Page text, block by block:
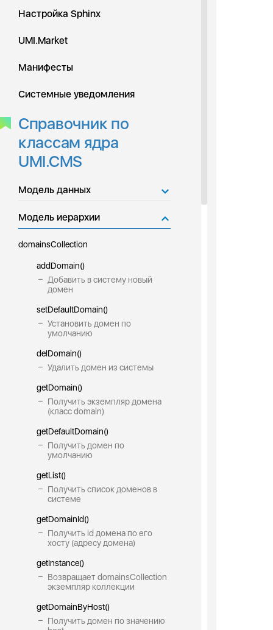
Настройка Sphinx
UMI.Market
Манифесты
Системные уведомления
Справочник по
классам ядра
UMI.CMS
Модель данных
Модель иерархии
domainsCollection
addDomain()
Добавить в систему новый
домен
setDefaultDomain()
Установить домен по
умолчанию
delDomain()
Удалить домен из системы
getDomain()
Получить экземпляр домена
(класс domain)
getDefaultDomain()
Получить домен по
умолчанию
getList()
Получить список доменов в
системе
getDomainId()
Получить id домена по его
хосту (адресу домена)
getInstance()
Возвращает domainsCollection
экземпляр коллекции
getDomainByHost()
Получить домен по значению